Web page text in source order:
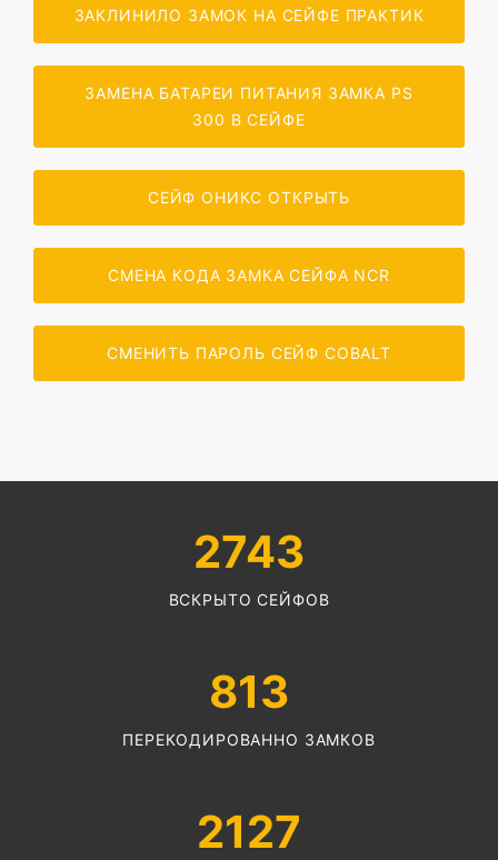
ЗАКЛИНИЛО ЗАМОК НА СЕЙФЕ ПРАКТИК
ЗАМЕНА БАТАРЕИ ПИТАНИЯ ЗАМКА PS
300 В СЕЙФЕ
СЕЙФ ОНИКС ОТКРЫТЬ
СМЕНА КОДА ЗАМКА СЕЙФА NCR
СМЕНИТЬ ПАРОЛЬ СЕЙФ COBALT
2743
ВСКРЫТО СЕЙФОВ
813
ПЕРЕКОДИРОВАННО ЗАМКОВ
2127